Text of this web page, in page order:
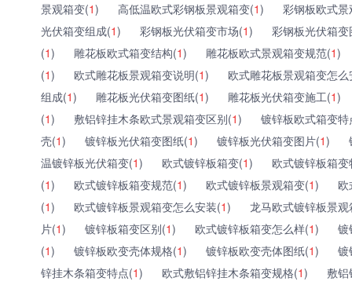
景观箱变(1) 高低温欧式彩钢板景观箱变(1)
彩钢板欧式
光伏箱变组成(1) 彩钢板光伏箱变市场(1)
彩钢板光伏箱
(1) 雕花板欧式箱变结构(1) 雕花板欧式景观箱变规范(1)
(1) 欧式雕花板景观箱变说明(1)
欧式雕花板景观箱变怎
组成(1) 雕花板光伏箱变图纸(1) 雕花板光伏箱变施工(1)
(1) 敷铝锌挂木条欧式景观箱变区别(1)
镀锌板欧式箱变特
壳(1) 镀锌板光伏箱变图纸(1) 镀锌板光伏箱变图片(1)
温镀锌板光伏箱变(1) 欧式镀锌板箱变(1)
欧式镀锌板箱
(1) 欧式镀锌板箱变规范(1) 欧式镀锌板景观箱变(1)
欧
(1) 欧式镀锌板景观箱变怎么安装(1)
龙马欧式镀锌板景
片(1) 镀锌板箱变区别(1) 欧式镀锌板箱变怎么样(1)
镀
(1) 镀锌板欧变壳体规格(1) 镀锌板欧变壳体图纸(1)
镀
锌挂木条箱变特点(1) 欧式敷铝锌挂木条箱变规格(1)
敷